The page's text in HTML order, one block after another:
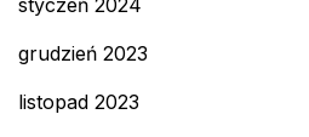
styczeń 2024
grudzień 2023
listopad 2023